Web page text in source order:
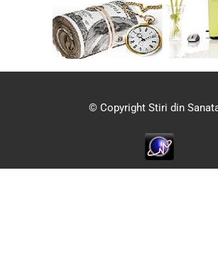
© Copyright Stiri din